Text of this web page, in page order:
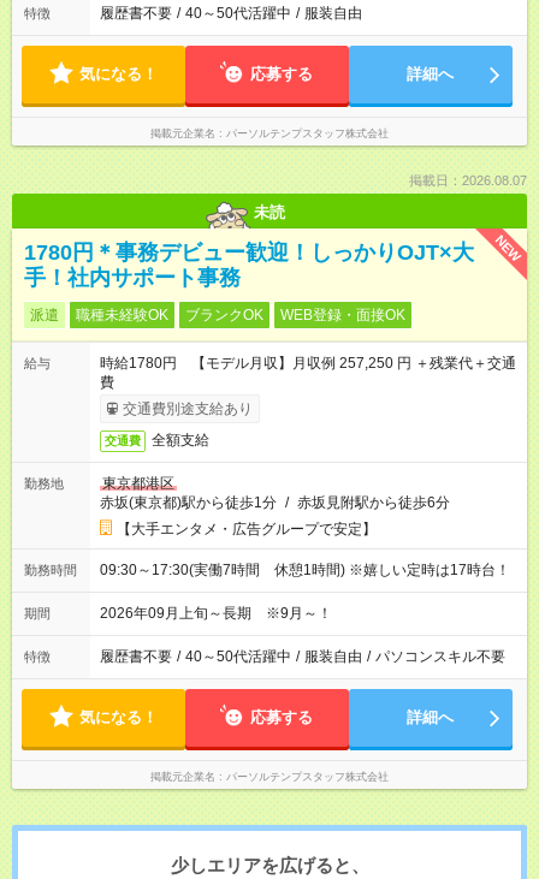
特徴 履歴書不要 / 40～50代活躍中 / 服装自由
気になる！ 応募する 詳細へ
掲載元企業名 パーソルテンプスタッフ株式会社
掲載日：2026.08.07
未読
NEW
1780円＊事務デビュー歓迎！しっかりOJT×大
手！社内サポート事務
派遣 職種未経験OK ブランクOK WEB登録・面接OK
給与
時給1780円 【モデル月収】月収例 257,250 円 ＋残業代＋交通
費
交通費別途支給あり
交通費 全額支給
勤務地
東京都港区
赤坂(東京都)駅から徒歩1分 / 赤坂見附駅から徒歩6分
【大手エンタメ・広告グループで安定】
勤務時間 09:30～17:30(実働7時間 休憩1時間) ※嬉しい定時は17時台！
期間 2026年09月上旬～長期 ※9月～！
特徴 履歴書不要 / 40～50代活躍中 / 服装自由 / パソコンスキル不要
気になる！ 応募する 詳細へ
掲載元企業名 パーソルテンプスタッフ株式会社
少しエリアを広げると、